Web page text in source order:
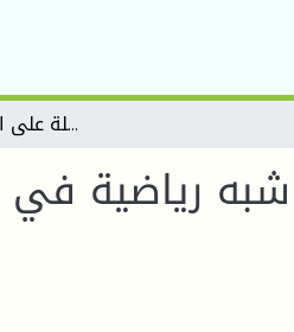
اثر الألعاب شبه رياضية في التقليل من الضغوطات النفسية لدى لاعبي كرة السلة على الكراسي المتحركة
شبه رياضية